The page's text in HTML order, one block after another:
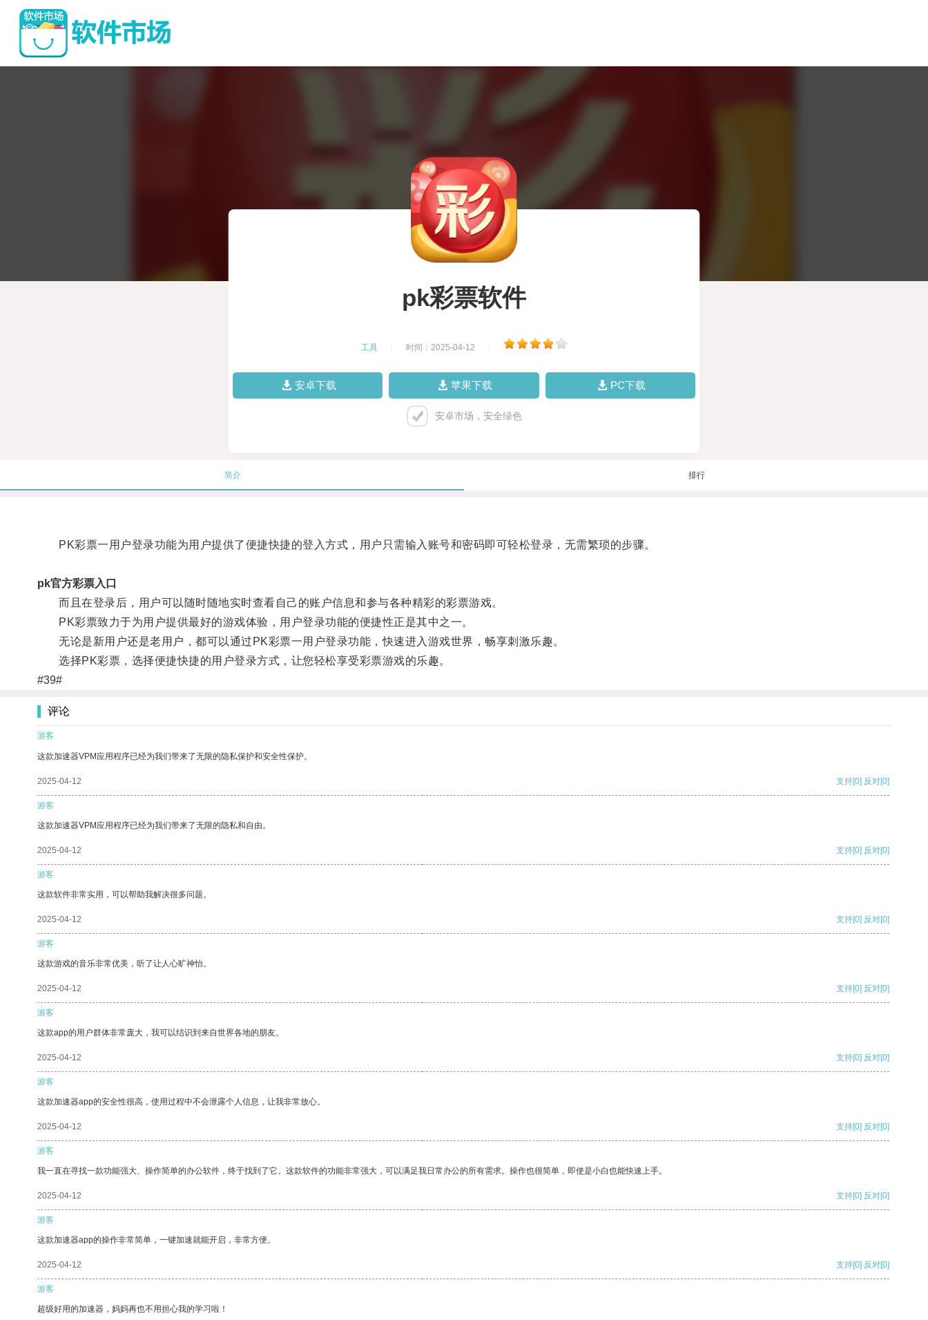
pk彩票软件
工具 时间：2025-04-12
安卓下载 苹果下载 PC下载
安卓市场，安全绿色
简介 排行
PK彩票一用户登录功能为用户提供了便捷快捷的登入方式，用户只需输入账号和密码即可轻松登录，无需繁琐的步骤。
pk官方彩票入口
而且在登录后，用户可以随时随地实时查看自己的账户信息和参与各种精彩的彩票游戏。
PK彩票致力于为用户提供最好的游戏体验，用户登录功能的便捷性正是其中之一。
无论是新用户还是老用户，都可以通过PK彩票一用户登录功能，快速进入游戏世界，畅享刺激乐趣。
选择PK彩票，选择便捷快捷的用户登录方式，让您轻松享受彩票游戏的乐趣。
#39#
评论
游客
这款加速器VPM应用程序已经为我们带来了无限的隐私保护和安全性保护。
2025-04-12 支持[0] 反对[0]
游客
这款加速器VPM应用程序已经为我们带来了无限的隐私和自由。
2025-04-12 支持[0] 反对[0]
游客
这款软件非常实用，可以帮助我解决很多问题。
2025-04-12 支持[0] 反对[0]
游客
这款游戏的音乐非常优美，听了让人心旷神怡。
2025-04-12 支持[0] 反对[0]
游客
这款app的用户群体非常庞大，我可以结识到来自世界各地的朋友。
2025-04-12 支持[0] 反对[0]
游客
这款加速器app的安全性很高，使用过程中不会泄露个人信息，让我非常放心。
2025-04-12 支持[0] 反对[0]
游客
我一直在寻找一款功能强大、操作简单的办公软件，终于找到了它。这款软件的功能非常强大，可以满足我日常办公的所有需求。操作也很简单，即使是小白也能快速上手。
2025-04-12 支持[0] 反对[0]
游客
这款加速器app的操作非常简单，一键加速就能开启，非常方便。
2025-04-12 支持[0] 反对[0]
游客
超级好用的加速器，妈妈再也不用担心我的学习啦！